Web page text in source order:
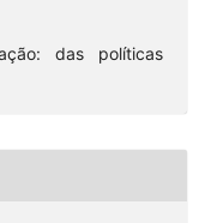
das políticas